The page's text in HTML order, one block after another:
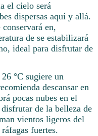
el cielo será
dispersas aquí y allá.
en,
de se estabilizará
ideal para disfrutar de
°C sugiere un
descansar en
pocas nubes en el
de la belleza de
vientos ligeros del
fuertes.